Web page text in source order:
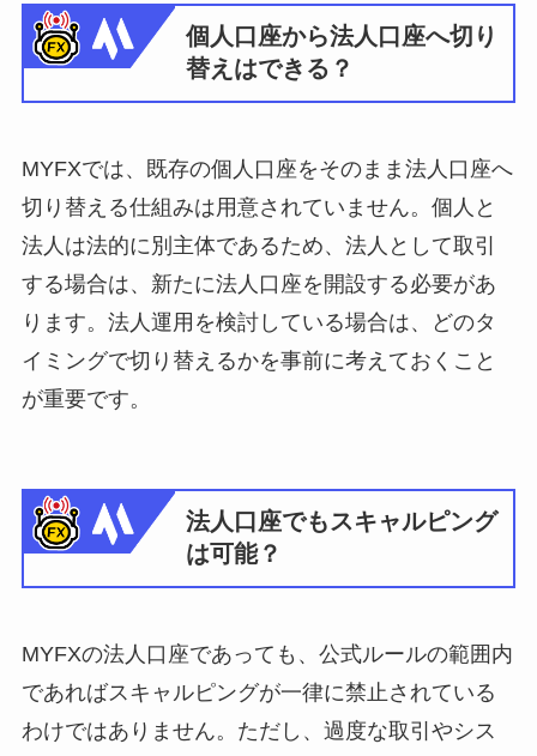
個人口座から法人口座へ切り
替えはできる？
MYFXでは、既存の個人口座をそのまま法人口座へ
切り替える仕組みは用意されていません。個人と
法人は法的に別主体であるため、法人として取引
する場合は、新たに法人口座を開設する必要があ
ります。法人運用を検討している場合は、どのタ
イミングで切り替えるかを事前に考えておくこと
が重要です。
法人口座でもスキャルピング
は可能？
MYFXの法人口座であっても、公式ルールの範囲内
であればスキャルピングが一律に禁止されている
わけではありません。ただし、過度な取引やシス